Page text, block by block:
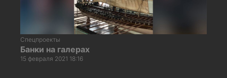
Спецпроекты
Банки на галерах
15 февраля 2021 18:16